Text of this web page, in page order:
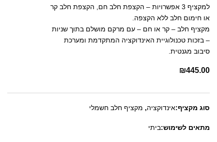
למקציף 3 אפשרויות – הקצפת חלב חם, הקצפת חלב קר
או חימום חלב ללא הקצפה.
מקציף חלב – קר או חם – עם מרקם מושלם בתוך שניות
– בזכות טכנולוגיית האינדוקציה המתקדמת ומערכת
סיבוב מגנטית.
₪445.00
סוג מקציף:אינדוקציה, מקציף חלב חשמלי
מתאים לשימוש:ביתי